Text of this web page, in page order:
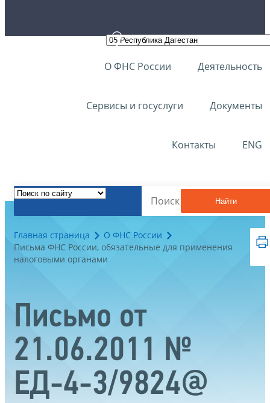
О ФНС России Деятельность
Сервисы и госуслуги Документы
Контакты ENG
Найти
Главная страница
О ФНС России
Письма ФНС России, обязательные для применения
налоговыми органами
Письмо от
21.06.2011 №
ЕД-4-3/9824@